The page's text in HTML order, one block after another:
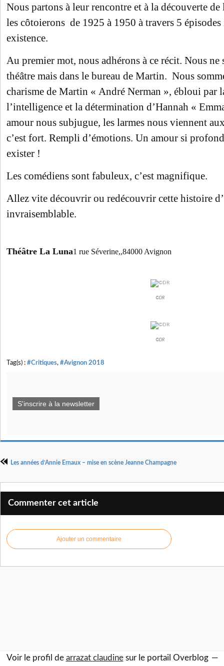
Nous partons à leur rencontre et à la découverte
les côtoierons de 1925 à 1950 à travers 5
existence.
Au premier mot, nous adhérons à ce récit. Nous ne
théâtre mais dans le bureau de Martin. Nous
charisme de Martin « André Nerman », ébloui par
l’intelligence et la détermination d’Hannah «
amour nous subjugue, les larmes nous viennent
c’est fort. Rempli d’émotions. Un amour si
exister !
Les comédiens sont fabuleux, c’est magnifique.
Allez vite découvrir ou redécouvrir cette histoire
invraisemblable.
Théâtre La Luna1 rue Séverine,,84000 Avignon
©DR
©DR
Tag(s) : #Critiques, #Avignon 2018
S'inscrire à la newsletter
Les années d’Annie Ernaux – mise en scène Jeanne Champagne
Commenter cet article
Ajouter un commentaire
Voir le profil de arrazat claudinesur le portail Overblog